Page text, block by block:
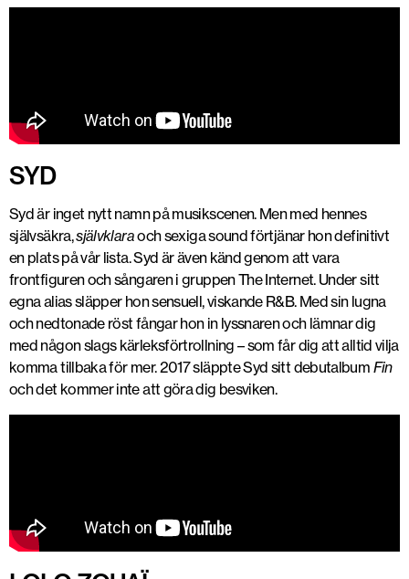
SYD
Syd är inget nytt namn på musikscenen. Men med hennes
självsäkra,självklaraoch sexiga sound förtjänar hon definitivt
en plats på vår lista. Syd är även känd genom att vara
frontfiguren och sångaren i gruppen The Internet. Under sitt
egna alias släpper hon sensuell, viskande R&B. Med sin lugna
och nedtonade röst fångar hon in lyssnaren och lämnar dig
med någon slags kärleksförtrollning – som får dig att alltid vilja
komma tillbaka för mer. 2017 släppte Syd sitt debutalbum Fin
och det kommer inte att göra dig besviken.